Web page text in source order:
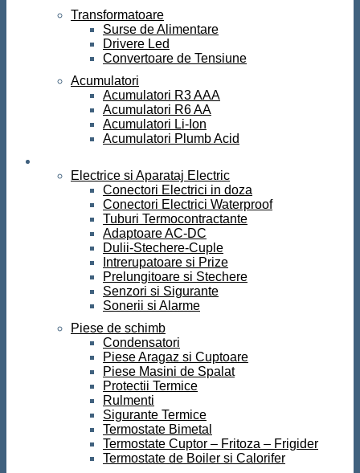
Transformatoare
Surse de Alimentare
Drivere Led
Convertoare de Tensiune
Acumulatori
Acumulatori R3 AAA
Acumulatori R6 AA
Acumulatori Li-Ion
Acumulatori Plumb Acid
Electrice si Aparataj Electric
Conectori Electrici in doza
Conectori Electrici Waterproof
Tuburi Termocontractante
Adaptoare AC-DC
Dulii-Stechere-Cuple
Intrerupatoare si Prize
Prelungitoare si Stechere
Senzori si Sigurante
Sonerii si Alarme
Piese de schimb
Condensatori
Piese Aragaz si Cuptoare
Piese Masini de Spalat
Protectii Termice
Rulmenti
Sigurante Termice
Termostate Bimetal
Termostate Cuptor – Fritoza – Frigider
Termostate de Boiler si Calorifer